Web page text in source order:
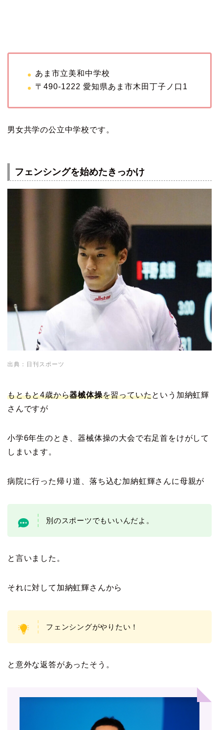
あま市立美和中学校
〒490-1222 愛知県あま市木田丁子ノ口1
男女共学の公立中学校です。
フェンシングを始めたきっかけ
出典：日刊スポーツ
もともと4歳から器械体操を習っていたという加納虹輝
さんですが
小学6年生のとき、器械体操の大会で右足首をけがして
しまいます。
病院に行った帰り道、落ち込む加納虹輝さんに母親が
別のスポーツでもいいんだよ。
と言いました。
それに対して加納虹輝さんから
フェンシングがやりたい！
と意外な返答があったそう。